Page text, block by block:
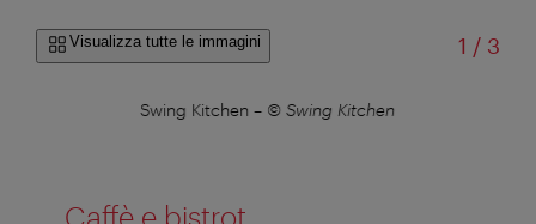
Visualizza tutte le immagini 1 /di
3
Swing Kitchen – © Swing Kitchen
Caffè e bistrot